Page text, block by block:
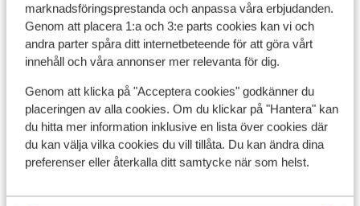
marknadsföringsprestanda och anpassa våra erbjudanden.
Genom att placera 1:a och 3:e parts cookies kan vi och
andra parter spåra ditt internetbeteende för att göra vårt
innehåll och våra annonser mer relevanta för dig.
Genom att klicka på "Acceptera cookies" godkänner du
placeringen av alla cookies. Om du klickar på "Hantera" kan
du hitta mer information inklusive en lista över cookies där
du kan välja vilka cookies du vill tillåta. Du kan ändra dina
preferenser eller återkalla ditt samtycke när som helst.
Iberostar Selection Sábila - endast vuxna
Barceló Santiago Hotel
Bahia Principe Explore Fantasia